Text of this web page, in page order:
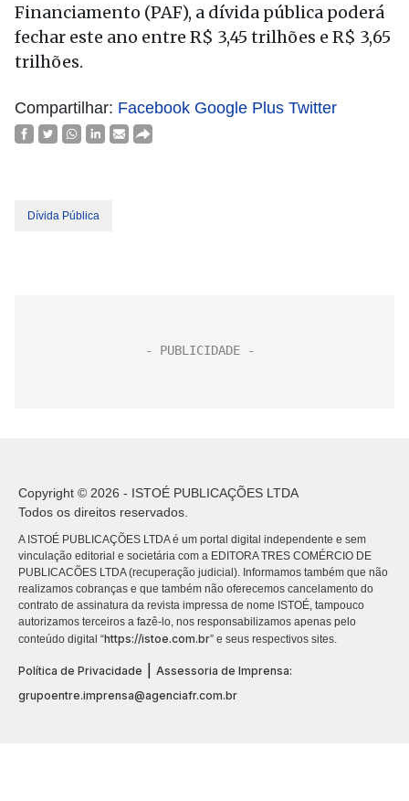
Financiamento (PAF), a dívida pública poderá
fechar este ano entre R$ 3,45 trilhões e R$ 3,65
trilhões.
Compartilhar: Facebook Google Plus Twitter
Dívida Pública
Copyright © 2026 - ISTOÉ PUBLICAÇÕES LTDA
Todos os direitos reservados.
A ISTOÉ PUBLICAÇÕES LTDA é um portal digital independente e sem
vinculação editorial e societária com a EDITORA TRES COMÉRCIO DE
PUBLICACÕES LTDA (recuperação judicial). Informamos também que não
realizamos cobranças e que também não oferecemos cancelamento do
contrato de assinatura da revista impressa de nome ISTOÉ, tampouco
autorizamos terceiros a fazê-lo, nos responsabilizamos apenas pelo
conteúdo digital “https://istoe.com.br” e seus respectivos sites.
Política de Privacidade | Assessoria de Imprensa:
grupoentre.imprensa@agenciafr.com.br